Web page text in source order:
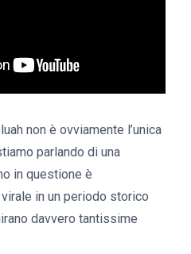
non è ovviamente l’unica
parlando di una
in questione è
in un periodo storico
davvero tantissime